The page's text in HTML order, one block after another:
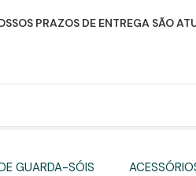
PRAZOS DE ENTREGA SÃO
GUARDA-SÓIS